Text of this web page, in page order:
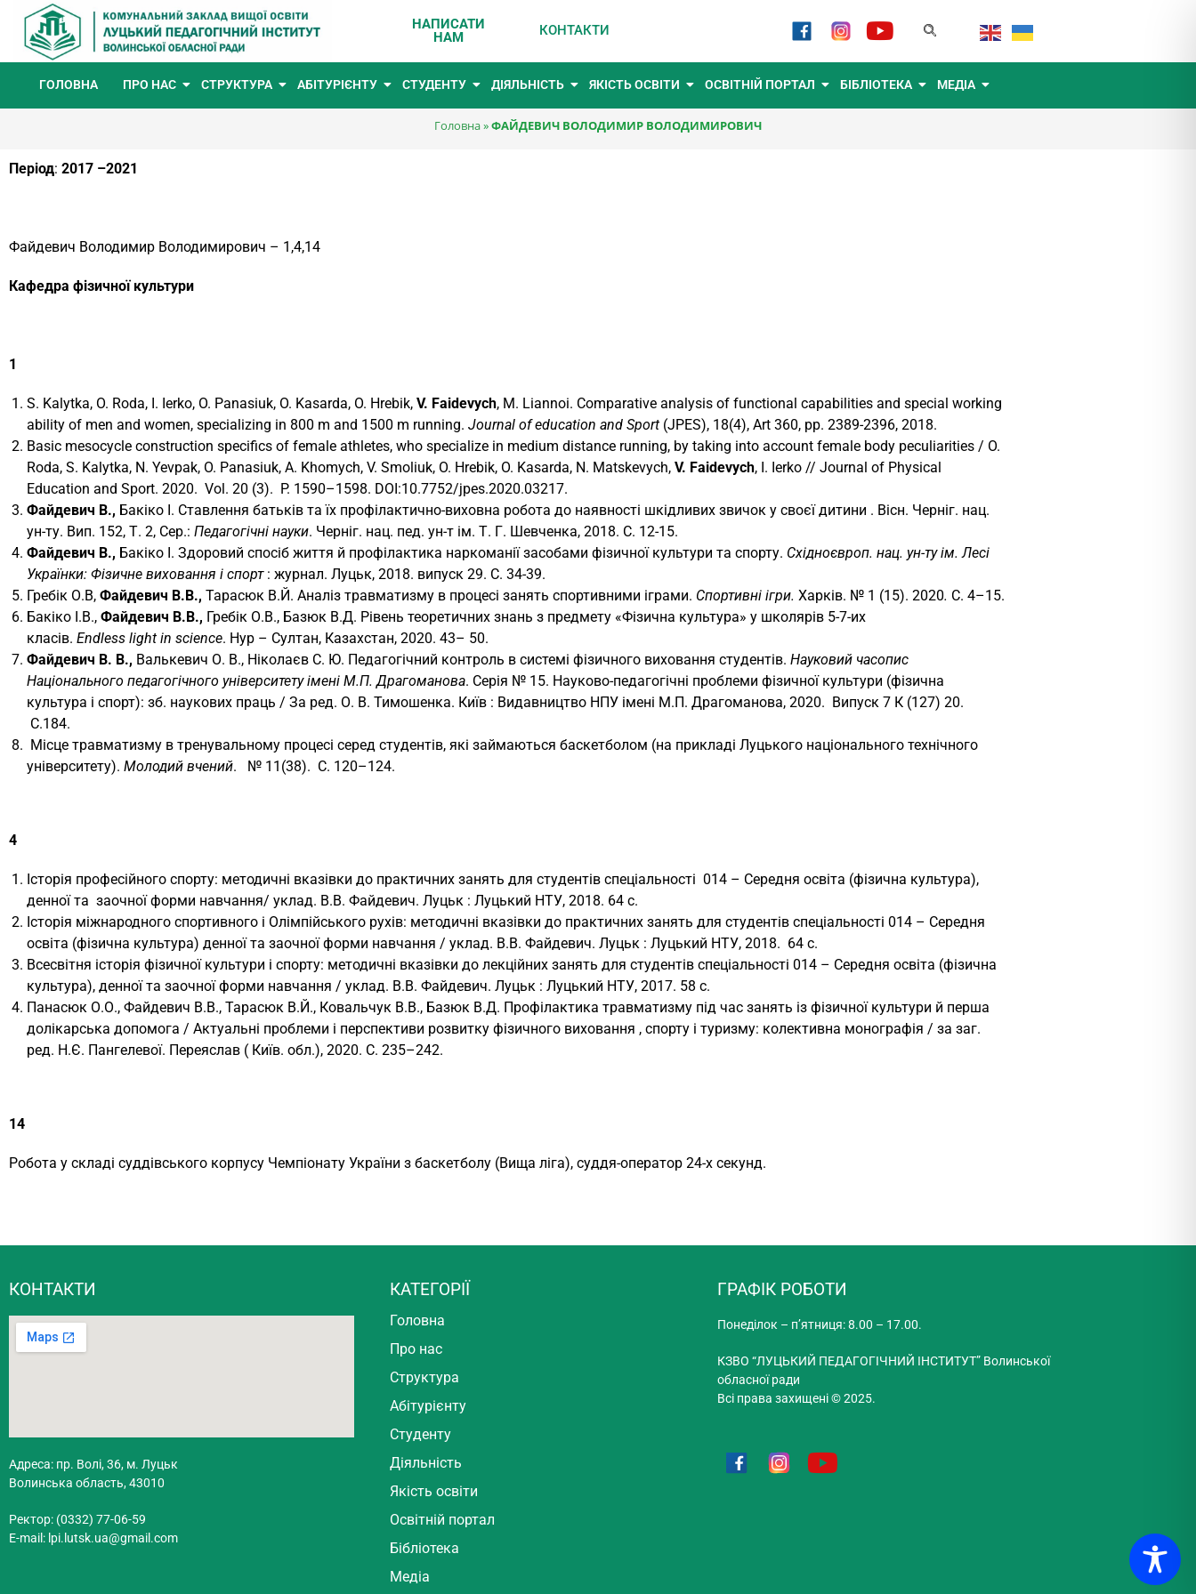
НАПИСАТИ
НАМ
КОНТАКТИ
ГОЛОВНА ПРО НАС СТРУКТУРА АБІТУРІЄНТУ СТУДЕНТУ ДІЯЛЬНІСТЬ ЯКІСТЬ ОСВІТИ ОСВІТНІЙ ПОРТАЛ БІБЛІОТЕКА МЕДІА
Головна»ФАЙДЕВИЧ ВОЛОДИМИР ВОЛОДИМИРОВИЧ
Період: 2017 –2021
Файдевич Володимир Володимирович – 1,4,14
Кафедра фізичної культури
1
S. Kalytka, O. Roda, I. Ierko, O. Panasiuk, O. Kasarda, O. Hrebik, V. Faidevych, M. Liannoi. Comparative analysis of functional capabilities and special working
ability of men and women, specializing in 800 m and 1500 m running. Journal of education and Sport (JPES), 18(4), Art 360, pp. 2389-2396, 2018.
Basic mesocycle construction specifics of female athletes, who specialize in medium distance running, by taking into account female body peculiarities / O.
Roda, S. Kalytka, N. Yevpak, O. Panasiuk, A. Khomych, V. Smoliuk, O. Hrebik, O. Kasarda, N. Matskevych, V. Faidevych, I. Ierko // Journal of Physical
Education and Sport. 2020. Vol. 20 (3). P. 1590–1598. DOI:10.7752/jpes.2020.03217.
Файдевич В., Бакіко І. Ставлення батьків та їх профілактично-виховна робота до наявності шкідливих звичок у своєї дитини . Вісн. Черніг. нац.
ун-ту. Вип. 152, Т. 2, Сер.: Педагогічні науки. Черніг. нац. пед. ун-т ім. Т. Г. Шевченка, 2018. С. 12-15.
Файдевич В., Бакіко І. Здоровий спосіб життя й профілактика наркоманії засобами фізичної культури та спорту. Східноєвроп. нац. ун-ту ім. Лесі
Українки: Фізичне виховання і спорт: журнал. Луцьк, 2018. випуск 29. С. 34-39.
Гребік О.В, Файдевич В.В., Тарасюк В.Й. Аналіз травматизму в процесі занять спортивними іграми. Спортивні ігри. Харків. № 1 (15). 2020. С. 4–15.
Бакіко І.В., Файдевич В.В., Гребік О.В., Базюк В.Д. Рівень теоретичних знань з предмету «Фізична культура» у школярів 5-7-их
класів. Endless light in science. Нур – Султан, Казахстан, 2020. 43– 50.
Файдевич В. В., Валькевич О. В., Ніколаєв С. Ю. Педагогічний контроль в системі фізичного виховання студентів. Науковий часопис
Національного педагогічного університету імені М.П. Драгоманова. Серія № 15. Науково-педагогічні проблеми фізичної культури (фізична
культура і спорт): зб. наукових праць / За ред. О. В. Тимошенка. Київ : Видавництво НПУ імені М.П. Драгоманова, 2020. Випуск 7 К (127) 20.
С.184.
Місце травматизму в тренувальному процесі серед студентів, які займаються баскетболом (на прикладі Луцького національного технічного
університету). Молодий вчений. № 11(38). С. 120–124.
4
Історія професійного спорту: методичні вказівки до практичних занять для студентів спеціальності 014 – Середня освіта (фізична культура),
денної та заочної форми навчання/ уклад. В.В. Файдевич. Луцьк : Луцький НТУ, 2018. 64 с.
Історія міжнародного спортивного і Олімпійського рухів: методичні вказівки до практичних занять для студентів спеціальності 014 – Середня
освіта (фізична культура) денної та заочної форми навчання / уклад. В.В. Файдевич. Луцьк : Луцький НТУ, 2018. 64 с.
Всесвітня історія фізичної культури і спорту: методичні вказівки до лекційних занять для студентів спеціальності 014 – Середня освіта (фізична
культура), денної та заочної форми навчання / уклад. В.В. Файдевич. Луцьк : Луцький НТУ, 2017. 58 с.
Панасюк О.О., Файдевич В.В., Тарасюк В.Й., Ковальчук В.В., Базюк В.Д. Профілактика травматизму під час занять із фізичної культури й перша
долікарська допомога / Актуальні проблеми і перспективи розвитку фізичного виховання , спорту і туризму: колективна монографія / за заг.
ред. Н.Є. Пангелевої. Переяслав ( Київ. обл.), 2020. С. 235–242.
14
Робота у складі суддівського корпусу Чемпіонату України з баскетболу (Вища ліга), суддя-оператор 24-х секунд.
КОНТАКТИ
Адреса: пр. Волі, 36, м. Луцьк
Волинська область, 43010
Ректор: (0332) 77-06-59
E-mail: lpi.lutsk.ua@gmail.com
КАТЕГОРІЇ
Головна
Про нас
Структура
Абітурієнту
Студенту
Діяльність
Якість освіти
Освітній портал
Бібліотека
Медіа
ГРАФІК РОБОТИ
Понеділок – п’ятниця: 8.00 – 17.00.
КЗВО “ЛУЦЬКИЙ ПЕДАГОГІЧНИЙ ІНСТИТУТ” Волинської
обласної ради
Всі права захищені © 2025.